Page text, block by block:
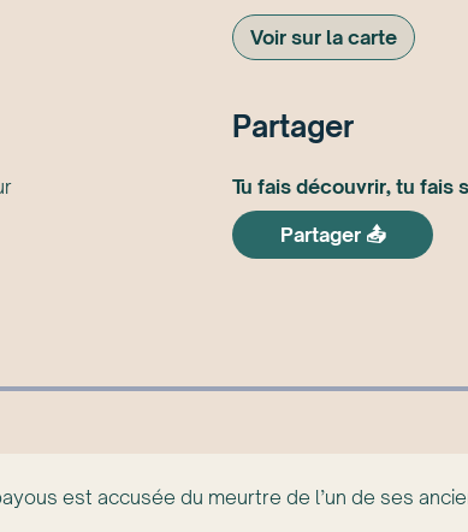
Voir sur la carte
Partager
Tu fais découvrir, tu fais
Partager 📤
est accusée du meurtre de l’un de ses